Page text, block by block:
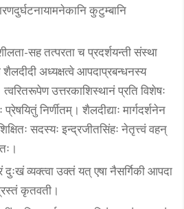
कुटुम्बानि
सह तत्परता च प्रदर्शयन्ती संस्था
अध्यक्षत्वे आपदाप्रबन्धनस्य
उत्तरकाशिस्थानं प्रति विशेषः
निर्णीतम्। शैलदीद्याः मार्गदर्शनेन
सदस्यः इन्द्रजीतसिंहः नेतृत्त्वं वहन्
दुःखं व्यक्त्वा उक्तं यत् एषा नैसर्गिकी आपदा
कृतवती।